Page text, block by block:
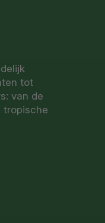
tot
van de
tropische